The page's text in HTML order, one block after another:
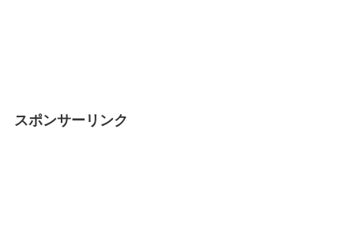
スポンサーリンク